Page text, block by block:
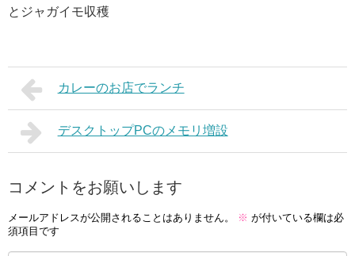
とジャガイモ収穫
カレーのお店でランチ
デスクトップPCのメモリ増設
コメントをお願いします
メールアドレスが公開されることはありません。 ※ が付いている欄は必
須項目です